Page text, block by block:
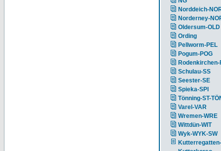
Norddeich-
Norderney-
Oldersum-OLD
Ording
Pellworm-PEL
Pogum-POG
Rodenkirchen-
Schulau-SS
Seester-SE
Spieka-SPI
Tönning-ST-
Varel-VAR
Wremen-WRE
Wittdün-WIT
Wyk-WYK-SW
Kutterregatten-